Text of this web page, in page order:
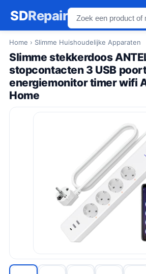
SDRepair
Home › Slimme Huishoudelijke Apparaten
Slimme stekkerdoos
stopcontacten 3 USB
energiemonitor timer wifi
Home